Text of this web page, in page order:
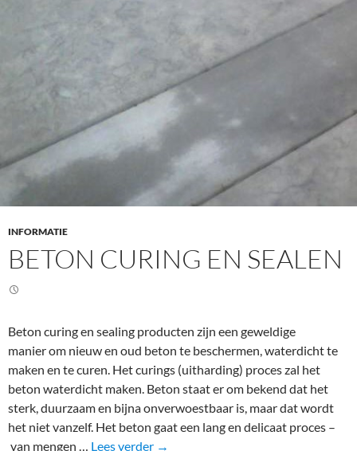
INFORMATIE
BETON CURING EN SEALEN
Beton curing en sealing producten zijn een geweldige
manier om nieuw en oud beton te beschermen, waterdicht te
maken en te curen. Het curings (uitharding) proces zal het
beton waterdicht maken. Beton staat er om bekend dat het
sterk, duurzaam en bijna onverwoestbaar is, maar dat wordt
het niet vanzelf. Het beton gaat een lang en delicaat proces –
van mengen … Lees verder B
→